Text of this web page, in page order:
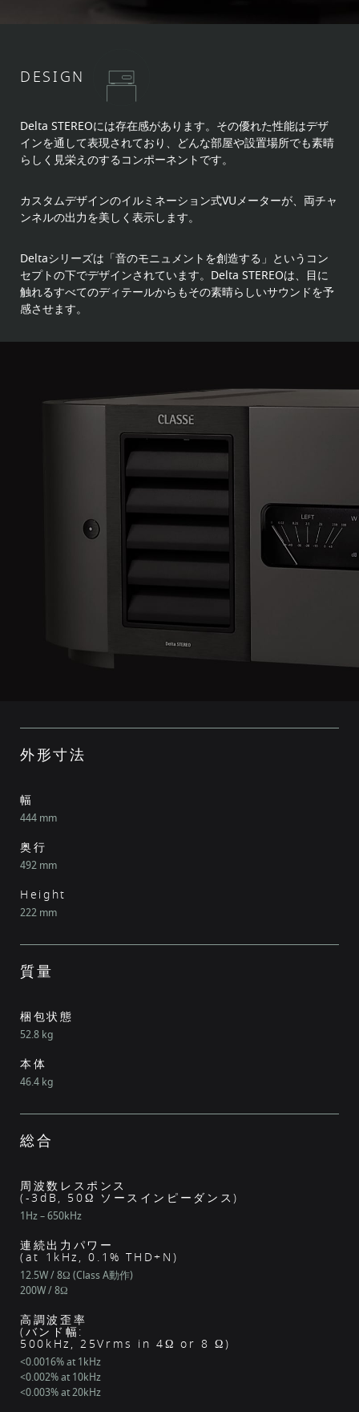
DESIGN
Delta STEREOには存在感があります。その優れた性能はデザ
インを通して表現されており、どんな部屋や設置場所でも素晴
らしく見栄えのするコンポーネントです。
カスタムデザインのイルミネーション式VUメーターが、両チャ
ンネルの出力を美しく表示します。
Deltaシリーズは「音のモニュメントを創造する」というコン
セプトの下でデザインされています。Delta STEREOは、目に
触れるすべてのディテールからもその素晴らしいサウンドを予
感させます。
外形寸法
幅
444 mm
奥行
492 mm
Height
222 mm
質量
梱包状態
52.8 kg
本体
46.4 kg
総合
周波数レスポンス
(-3dB, 50Ω ソースインピーダンス)
1Hz – 650kHz
連続出力パワー
(at 1kHz, 0.1% THD+N)
12.5W / 8Ω (Class A動作)
200W / 8Ω
高調波歪率
(バンド幅:
500kHz, 25Vrms in 4Ω or 8 Ω)
<0.0016% at 1kHz
<0.002% at 10kHz
<0.003% at 20kHz